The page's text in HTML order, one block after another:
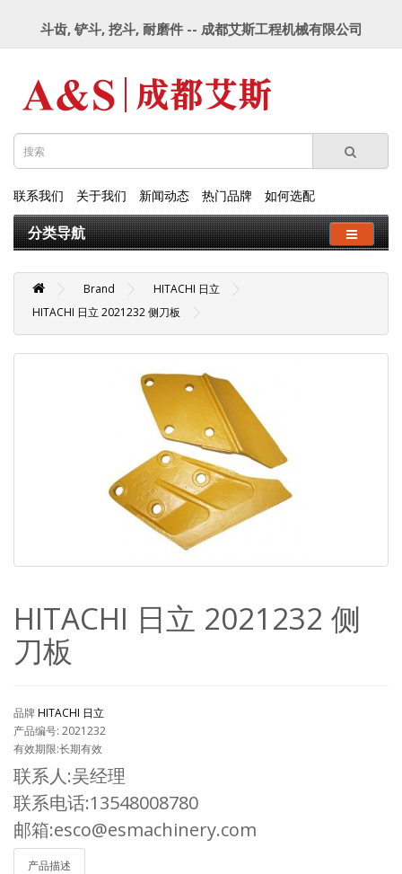
斗齿, 铲斗, 挖斗, 耐磨件 -- 成都艾斯工程机械有限公司
联系我们 关于我们 新闻动态 热门品牌 如何选配
分类导航
Brand
HITACHI 日立
HITACHI 日立 2021232 侧刀板
HITACHI 日立 2021232 侧
刀板
品牌HITACHI 日立
产品编号: 2021232
有效期限:长期有效
联系人:吴经理
联系电话:13548008780
邮箱:esco@esmachinery.com
产品描述